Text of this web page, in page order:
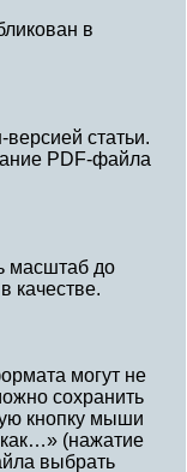
в
статьи.
PDF-файла
масштаб до
качестве.
могут не
сохранить
кнопку мыши
(нажатие
выбрать